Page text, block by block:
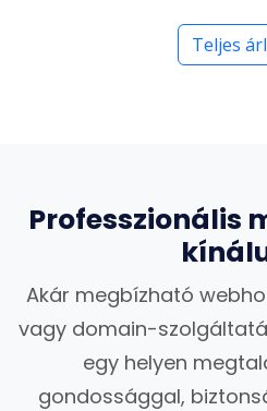
Teljes
Professzionális
Akár megbízható
vagy domain-
egy helyen
gondossággal,